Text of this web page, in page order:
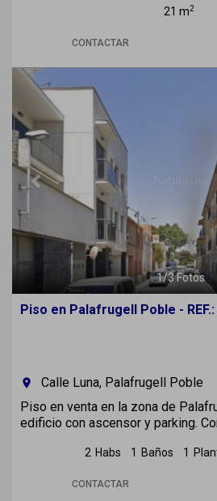
21 m2
CONTACTAR
Previous
1/3Fotos
Piso en Palafrugell Poble -
room
Calle Luna, Palafrugell Poble
Piso en venta en la zona de
edificio con ascensor y parking.
2 Habs 1 Baños 1
CONTACTAR